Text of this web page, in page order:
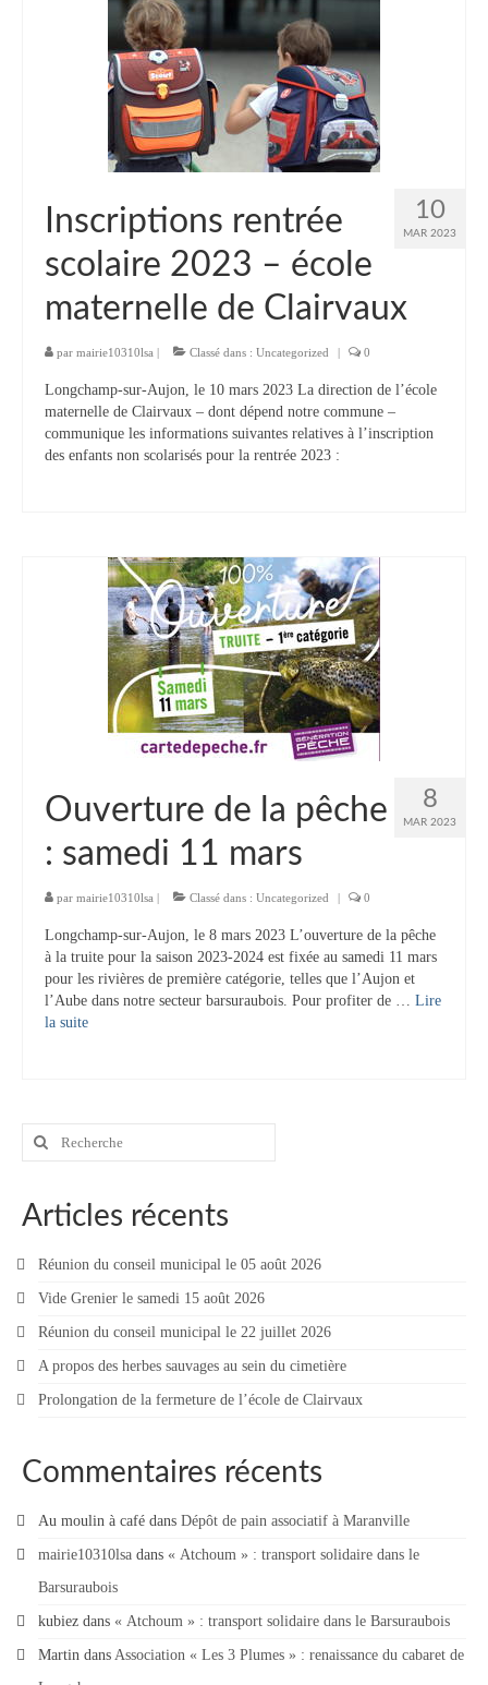
10
MAR 2023
Inscriptions rentrée
scolaire 2023 – école
maternelle de Clairvaux
par mairie10310lsa Classé dans : Uncategorized 0
Longchamp-sur-Aujon, le 10 mars 2023 La direction de l’école
maternelle de Clairvaux – dont dépend notre commune –
communique les informations suivantes relatives à l’inscription
des enfants non scolarisés pour la rentrée 2023 :
8
MAR 2023
Ouverture de la pêche
: samedi 11 mars
par mairie10310lsa Classé dans : Uncategorized 0
Longchamp-sur-Aujon, le 8 mars 2023 L’ouverture de la pêche
à la truite pour la saison 2023-2024 est fixée au samedi 11 mars
pour les rivières de première catégorie, telles que l’Aujon et
l’Aube dans notre secteur barsuraubois. Pour profiter de … Lire
la suite­­
Rechercher
Articles récents
Réunion du conseil municipal le 05 août 2026
Vide Grenier le samedi 15 août 2026
Réunion du conseil municipal le 22 juillet 2026
A propos des herbes sauvages au sein du cimetière
Prolongation de la fermeture de l’école de Clairvaux
Commentaires récents
Au moulin à café dans Dépôt de pain associatif à Maranville
mairie10310lsa dans « Atchoum » : transport solidaire dans le
Barsuraubois
kubiez dans « Atchoum » : transport solidaire dans le Barsuraubois
Martin dans Association « Les 3 Plumes » : renaissance du cabaret de